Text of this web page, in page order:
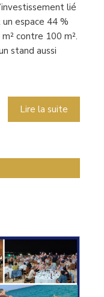
lié
espace 44 %
contre 100 m².
stand aussi
Lire la suite